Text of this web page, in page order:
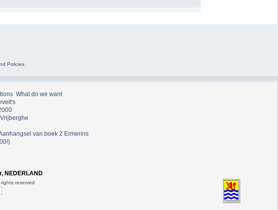
Policies
What do we want
van boek 2 Ermerins
NEDERLAND
reserved